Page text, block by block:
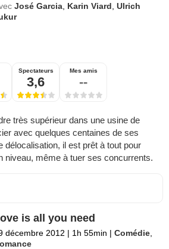
José Garcia Karin Viard ,Ulrich
Spectateurs
3,6
Mes amis
--
très supérieur dans une usine de
avec quelques centaines de ses
délocalisation, il est prêt à tout pour
niveau, même à tuer ses concurrents.
is all you need
décembre 2012 | 1h 55min | Comédie